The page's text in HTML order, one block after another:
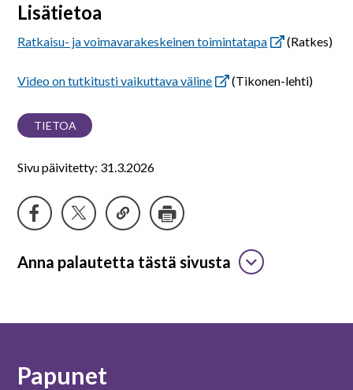
Lisätietoa
Ratkaisu- ja voimavarakeskeinen toimintatapa (Ratkes)
Video on tutkitusti vaikuttava väline (Tikonen-lehti)
TIETOA
Sivu päivitetty: 31.3.2026
Anna palautetta tästä sivusta
Papunet